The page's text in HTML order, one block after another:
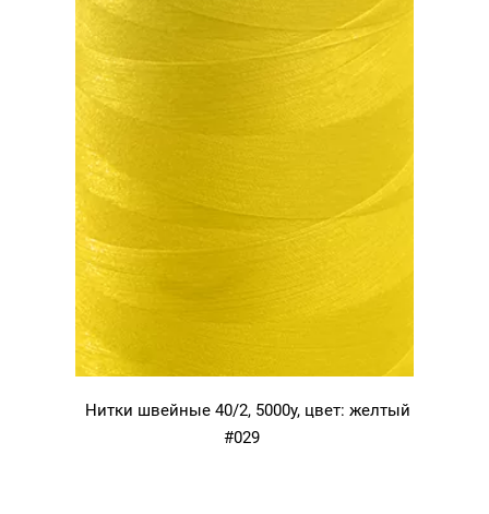
Нитки швейные 40/2, 5000у, цвет: желтый
#029